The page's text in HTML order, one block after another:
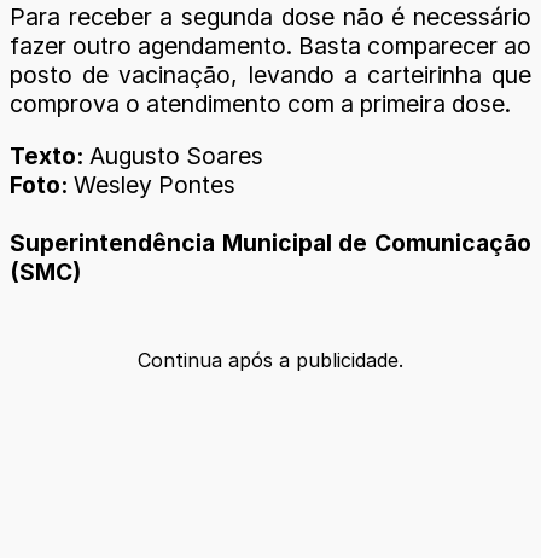
Para receber a segunda dose não é necessário
fazer outro agendamento. Basta comparecer ao
posto de vacinação, levando a carteirinha que
comprova o atendimento com a primeira dose.
Texto: Augusto Soares
Foto: Wesley Pontes
Superintendência Municipal de Comunicação
(SMC)
Continua após a publicidade.